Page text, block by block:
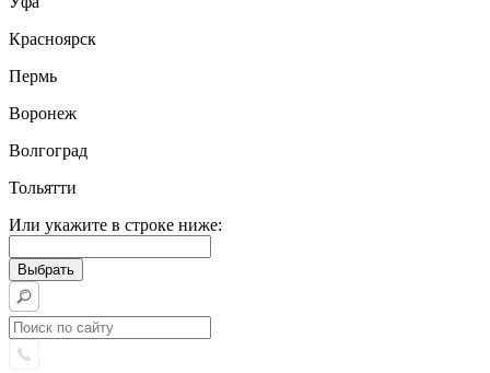
Красноярск
Пермь
Воронеж
Волгоград
Тольятти
Или укажите в строке ниже: